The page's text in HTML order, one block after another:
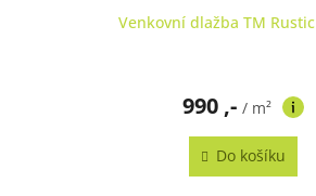
Venkovní dlažba TM
990 ,- / m²
Do košíku